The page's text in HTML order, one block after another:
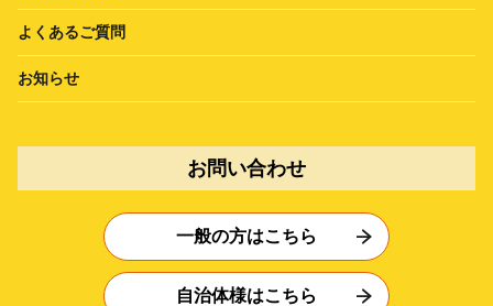
よくあるご質問
お知らせ
お問い合わせ
一般の方はこちら
自治体様はこちら